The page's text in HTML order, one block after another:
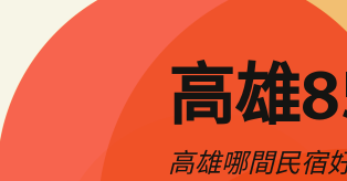
高雄
高雄哪間民宿